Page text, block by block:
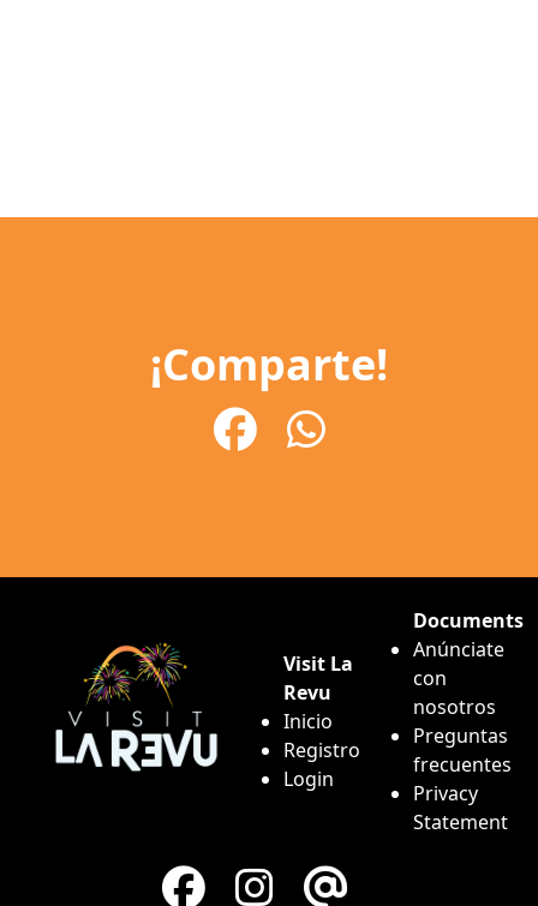
¡Comparte!
Visit La
Revu
Inicio
Registro
Login
Documents
Anúnciate
con
nosotros
Preguntas
frecuentes
Privacy
Statement